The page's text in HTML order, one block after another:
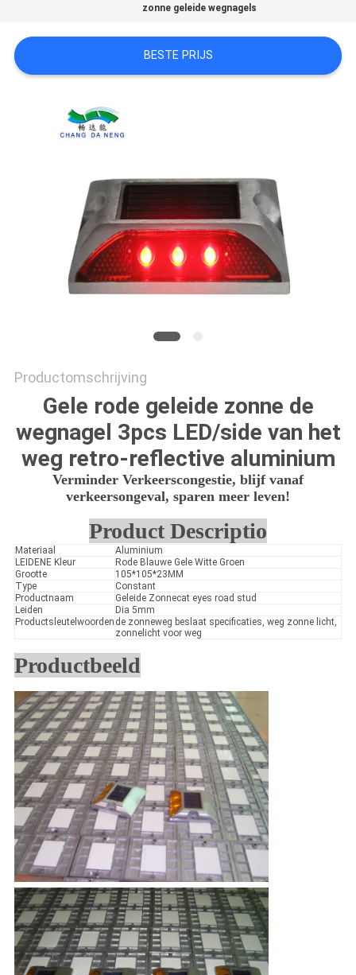
OFFERTE
AANVRAGEN
ONLINE
SITEMAP
PRIVACYBELEID
zonne geleide wegnagels
BESTE PRIJS
Productomschrijving
Gele rode geleide zonne de
wegnagel 3pcs LED/side van het
weg retro-reflective aluminium
Verminder Verkeerscongestie, blijf vanaf
verkeersongeval, sparen meer leven!
Product Descriptio
Materiaal
Aluminium
LEIDENE Kleur
Rode Blauwe Gele Witte Groen
Grootte
105*105*23MM
Type
Constant
Productnaam
Geleide Zonnecat eyes road stud
Leiden
Dia 5mm
Productsleutelwoorden de zonneweg beslaat specificaties, weg zonne licht,
zonnelicht voor weg
Productbeeld